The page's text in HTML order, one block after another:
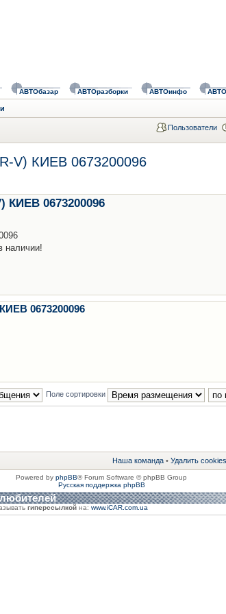
АВТОбазар АВТОразборки АВТОинфо
Пользователи
V) КИЕВ 0673200096
КИЕВ 0673200096
наличии!
0673200096
Поле сортировки
Наша команда • Удалить
Powered by phpBB® Forum Software © phpBB Group
Русская поддержка phpBB
гиперссылкой на: www.iCAR.com.ua